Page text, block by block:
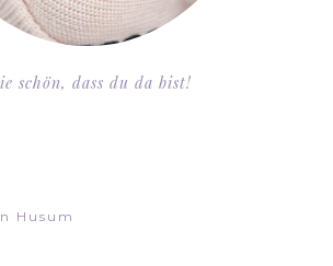
schön, dass du da bist!
Husum